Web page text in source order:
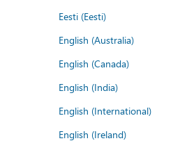
Eesti (Eesti)
English (Australia)
English (Canada)
English (India)
English (International)
English (Ireland)